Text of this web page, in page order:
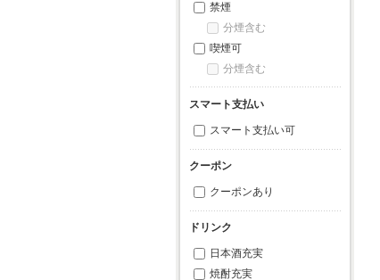
禁煙
分煙含む
喫煙可
分煙含む
スマート支払い
スマート支払い可
クーポン
クーポンあり
ドリンク
日本酒充実
焼酎充実